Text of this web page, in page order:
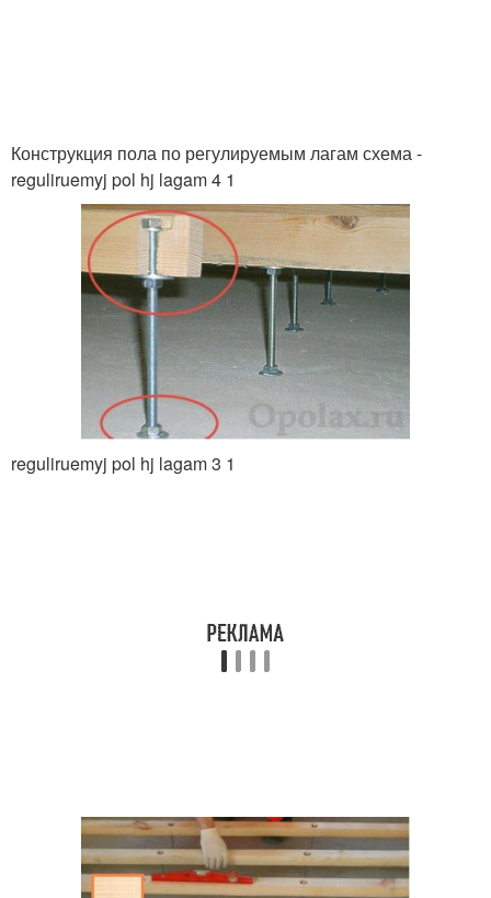
Конструкция пола по регулируемым лагам схема -
reguliruemyj pol hj lagam 4 1
reguliruemyj pol hj lagam 3 1